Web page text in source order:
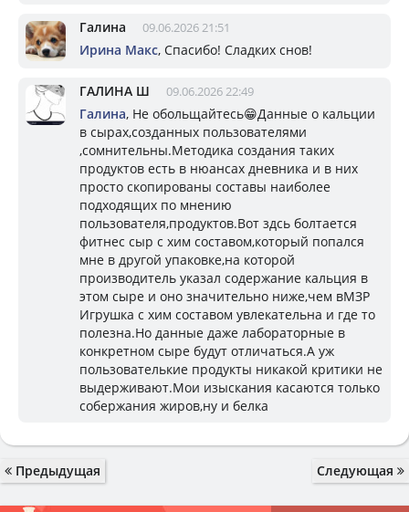
Галина 09.06.2026 21:51
Ирина Макс, Спасибо! Сладких снов!
ГАЛИНА Ш 09.06.2026 22:49
Галина, Не обольщайтесь😁Данные о кальции
в сырах,созданных пользователями
,сомнительны.Методика создания таких
продуктов есть в нюансах дневника и в них
просто скопированы составы наиболее
подходящих по мнению
пользователя,продуктов.Вот здсь болтается
фитнес сыр с хим составом,который попался
мне в другой упаковке,на которой
производитель указал содержание кальция в
этом сыре и оно значительно ниже,чем вМЗР
Игрушка с хим составом увлекательна и где то
полезна.Но данные даже лабораторные в
конкретном сыре будут отличаться.А уж
пользователькие продукты никакой критики не
выдерживают.Мои изыскания касаются только
собержания жиров,ну и белка
Предыдущая Следующая